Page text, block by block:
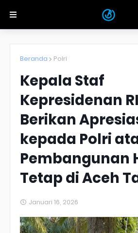
Beranda Polri
Kepala Staf
Kepresidenan RI
Berikan
kepada Polri
Pembangunan
Tetap di Aceh
Januari 16, 2026